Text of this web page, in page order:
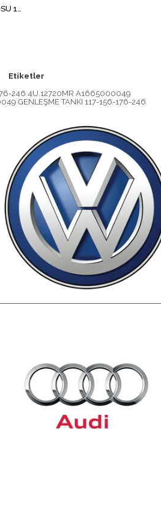
Etiketler
246 4U.12720MR A1665000049
GENLEŞME TANKI 117-156-176-246